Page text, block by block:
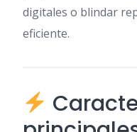
digitales o blindar
eficiente.